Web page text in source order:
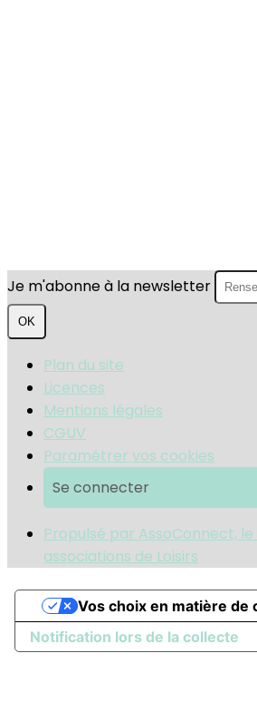
Je m'abonne à la newsletter
OK
Plan du site
Licences
Mentions légales
CGUV
Paramétrer vos cookies
Se connecter
Propulsé par AssoConnect,
associations de Loisirs
Notification lors de la collecte
Vos choix en matière de